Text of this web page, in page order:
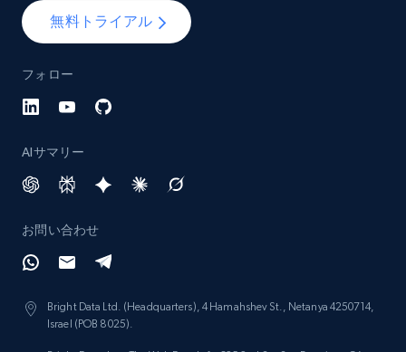
brand URL
URL, Title, Rating, Reviews, Initial price, Final
991+
Lowes.com
URL, Domain, Marketplace pn, Sku, Other pn,
more.
991+ 162+ 今すぐ始める
無料トライアル
フォロー
AIサマリー
お問い合わせ
Bright Data Ltd. (Headquarters), 4 Hamahshev St., Netanya 4250714,
Israel (POB 8025).